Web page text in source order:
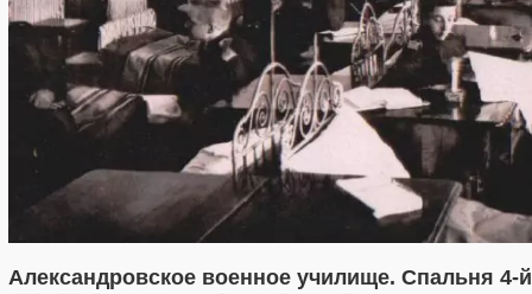
Александровское военное училище. Спальня 4-
1,406,450 29,243
319,780 8,286
159,978 5,91613,485 356